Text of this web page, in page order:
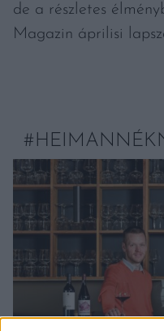
de a részletes
Magazin áprilisi